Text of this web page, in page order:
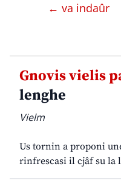
← va indaûr
Gnovis vielis
lenghe
Vielm
Us tornin a proponi
rinfrescasi il cjâf su la